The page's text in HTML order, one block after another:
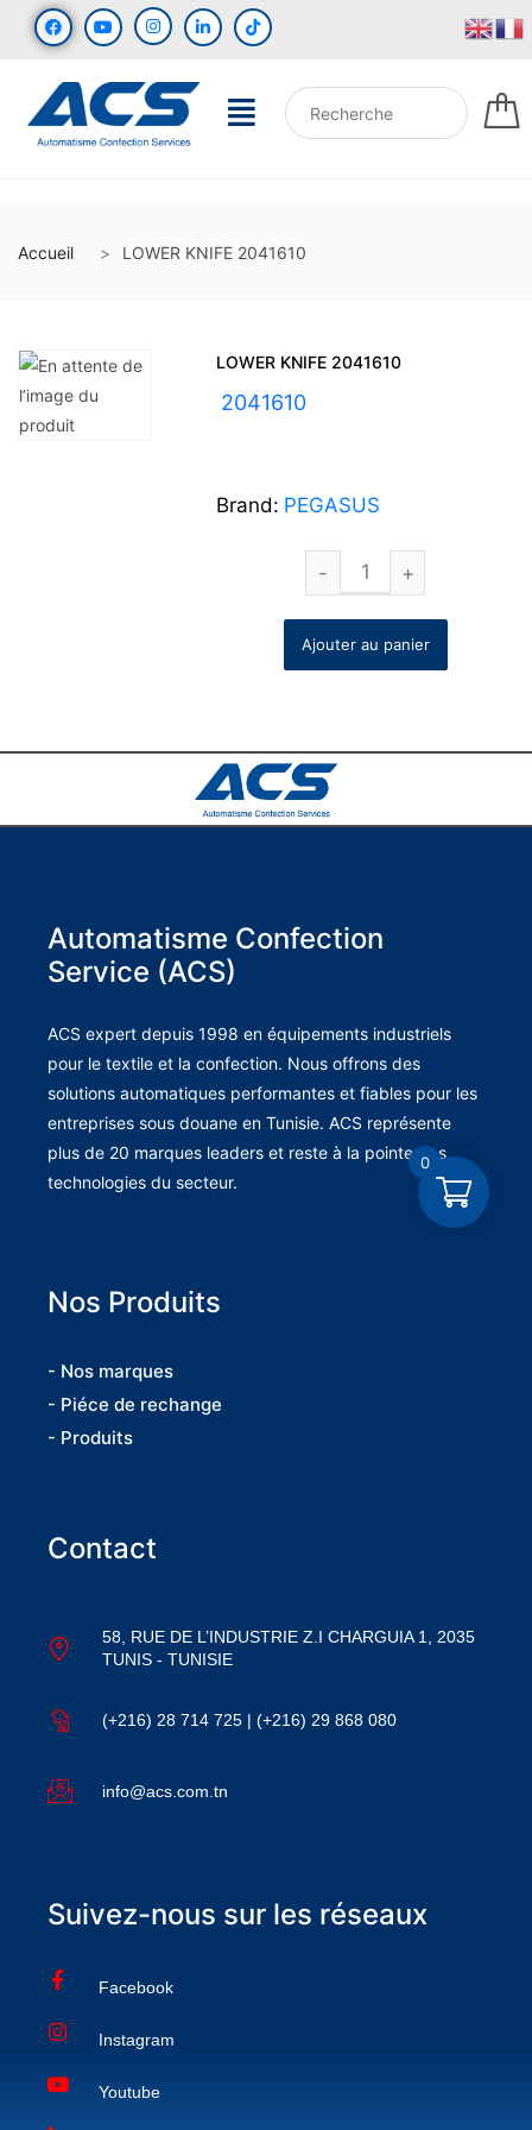
Accueil LOWER KNIFE 2041610
LOWER KNIFE 2041610
2041610
Brand: PEGASUS
Ajouter au panier
Automatisme Confection
Service (ACS)
ACS expert depuis 1998 en équipements industriels
pour le textile et la confection. Nous offrons des
solutions automatiques performantes et fiables pour les
entreprises sous douane en Tunisie. ACS représente
plus de 20 marques leaders et reste à la pointe des
technologies du secteur.
Nos Produits
- Nos marques
- Piéce de rechange
- Produits
Contact
58, RUE DE L’INDUSTRIE Z.I CHARGUIA 1, 2035
TUNIS - TUNISIE
(+216) 28 714 725 | (+216) 29 868 080
info@acs.com.tn
Suivez-nous sur les réseaux
Facebook
Instagram
Youtube
0